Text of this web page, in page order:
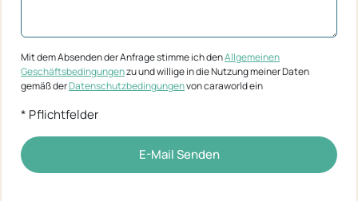
Mit dem Absenden der Anfrage stimme ich denAllgemeinen
Geschäftsbedingungenzu und willige in die Nutzung meiner Daten
gemäß derDatenschutzbedingungenvon caraworld ein
* Pflichtfelder
E-Mail Senden